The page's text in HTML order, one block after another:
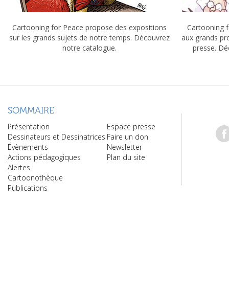
Cartooning for Peace propose des expositions
sur les grands sujets de notre temps. Découvrez
notre catalogue.
Cartooning
aux grands
presse.
SOMMAIRE
Présentation
Dessinateurs et Dessinatrices
Évènements
Actions pédagogiques
Alertes
Cartoonothèque
Publications
Espace presse
Faire un don
Newsletter
Plan du site